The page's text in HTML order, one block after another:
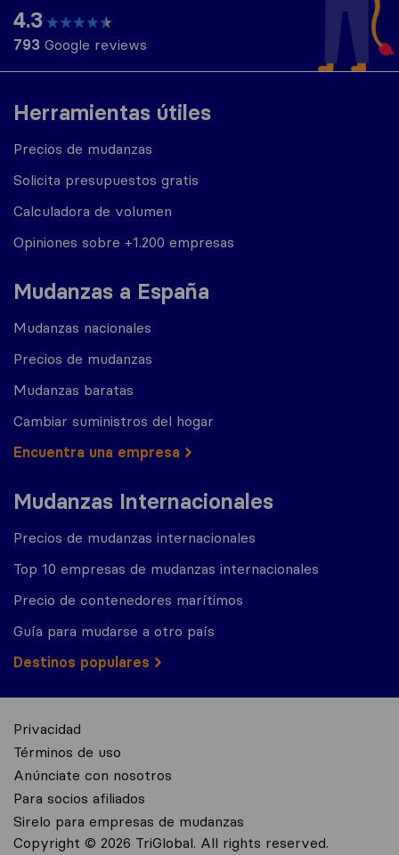
Herramientas útiles
Precios de mudanzas
Solicita presupuestos gratis
Calculadora de volumen
Opiniones sobre +1.200 empresas
Mudanzas a España
Mudanzas nacionales
Precios de mudanzas
Mudanzas baratas
Cambiar suministros del hogar
Encuentra una empresa
Mudanzas Internacionales
Precios de mudanzas internacionales
Top 10 empresas de mudanzas internacionales
Precio de contenedores marítimos
Guía para mudarse a otro país
Destinos populares
4.3
793 Google reviews
Privacidad
Términos de uso
Anúnciate con nosotros
Para socios afiliados
Sirelo para empresas de mudanzas
Copyright © 2026 TriGlobal. All rights reserved.